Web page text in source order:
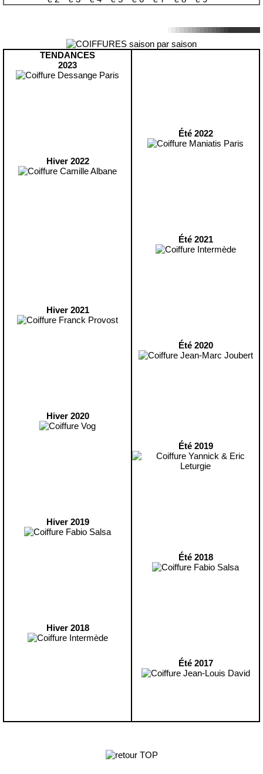
TENDANCES
2023
Hiver 2022
Hiver 2021
Hiver 2020
Hiver 2019
Hiver 2018
Été 2022
Été 2021
Été 2020
Été 2019
Été 2018
Été 2017